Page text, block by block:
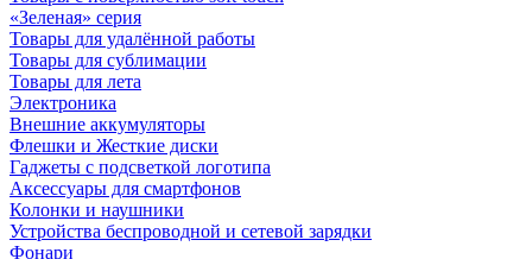
«Зеленая» серия
Товары для удалённой работы
Товары для сублимации
Товары для лета
Электроника
Внешние аккумуляторы
Флешки и Жесткие диски
Гаджеты с подсветкой логотипа
Аксессуары для смартфонов
Колонки и наушники
Устройства беспроводной и сетевой зарядки
Фонари